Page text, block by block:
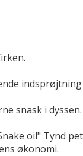
indsprøjtning
snask i dyssen.
oil" Tynd
økonomi.